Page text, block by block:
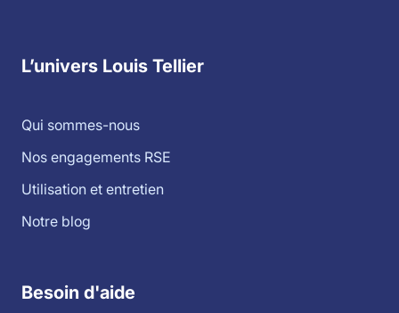
L’univers Louis Tellier
Qui sommes-nous
Nos engagements RSE
Utilisation et entretien
Notre blog
Besoin d'aide